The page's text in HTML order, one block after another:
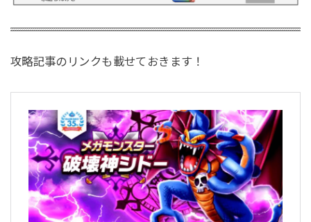
攻略記事のリンクも載せておきます！